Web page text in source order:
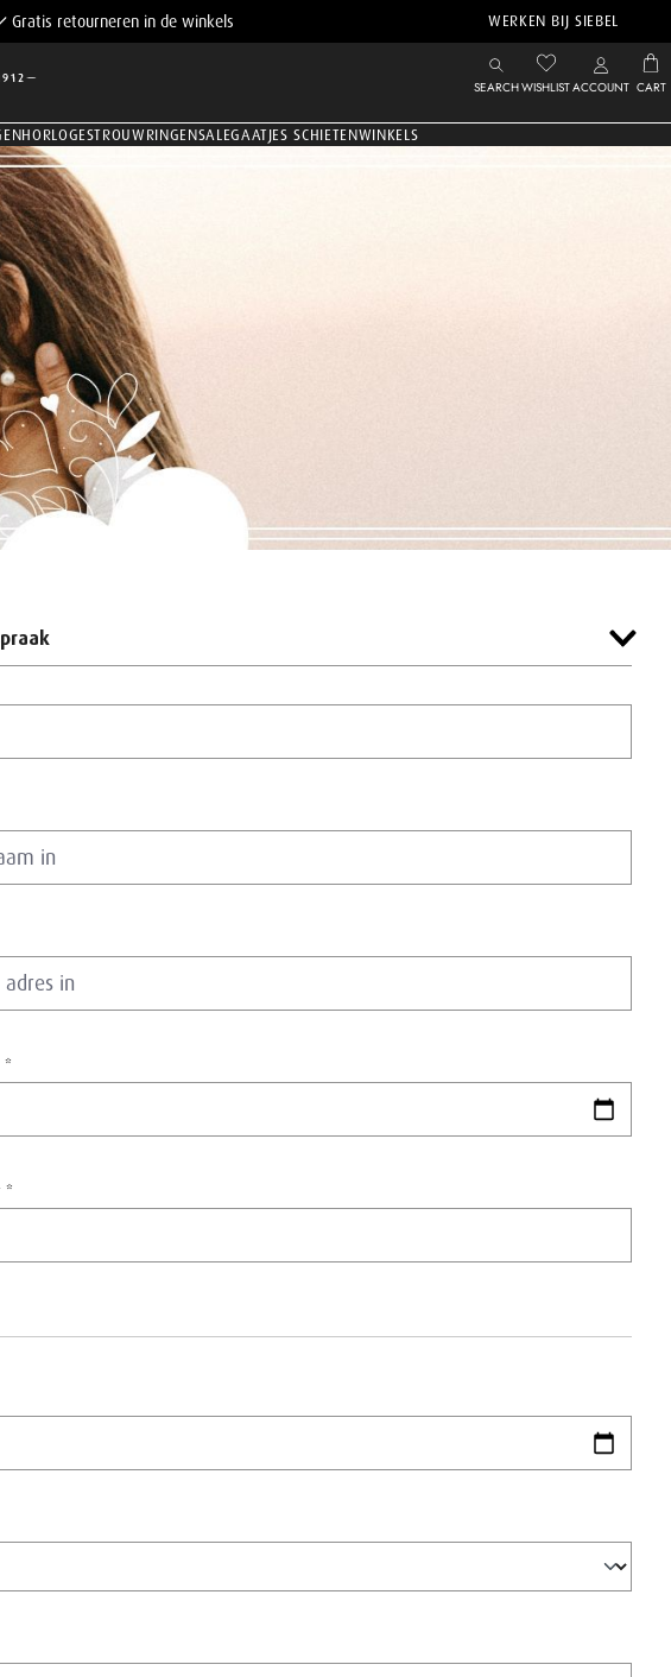
Gratis retourneren in de winkels WERKEN BIJ SIEBEL
SEARCHWISHLISTACCOUNT CART
HORLOGESTROUWRINGENSALEGAATJES SCHIETENWINKELS
*
*